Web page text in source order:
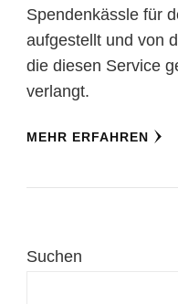
Spendenkässle für
aufgestellt und von
die diesen Service
verlangt.
MEHR ERFAHREN
Suchen